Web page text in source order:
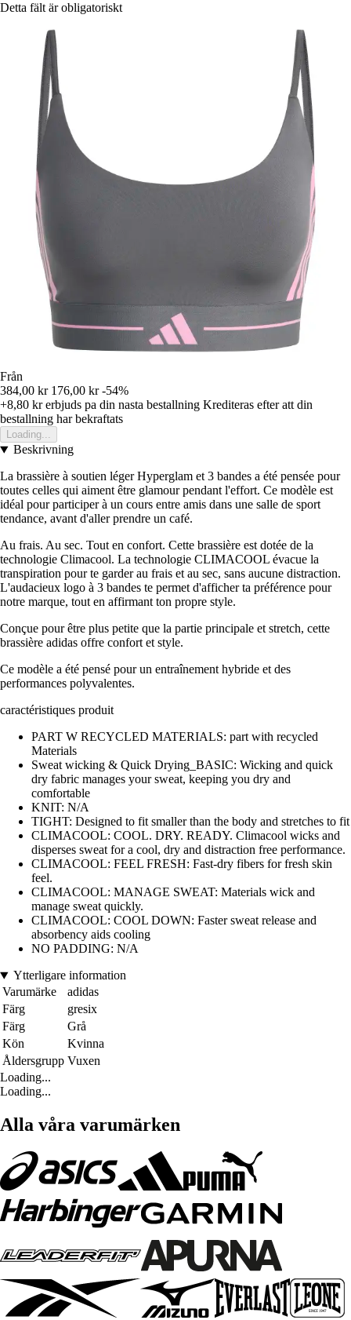
Detta fält är obligatoriskt
Från
384,00 kr 176,00 kr -54%
+8,80 krerbjuds pa din nasta bestallning Krediteras efter att din
bestallning har bekraftats
Loading...
Beskrivning
La brassière à soutien léger Hyperglam et 3 bandes a été pensée pour
toutes celles qui aiment être glamour pendant l'effort. Ce modèle est
idéal pour participer à un cours entre amis dans une salle de sport
tendance, avant d'aller prendre un café.
Au frais. Au sec. Tout en confort. Cette brassière est dotée de la
technologie Climacool. La technologie CLIMACOOL évacue la
transpiration pour te garder au frais et au sec, sans aucune distraction.
L'audacieux logo à 3 bandes te permet d'afficher ta préférence pour
notre marque, tout en affirmant ton propre style.
Conçue pour être plus petite que la partie principale et stretch, cette
brassière adidas offre confort et style.
Ce modèle a été pensé pour un entraînement hybride et des
performances polyvalentes.
caractéristiques produit
PART W RECYCLED MATERIALS: part with recycled
Materials
Sweat wicking & Quick Drying_BASIC: Wicking and quick
dry fabric manages your sweat, keeping you dry and
comfortable
KNIT: N/A
TIGHT: Designed to fit smaller than the body and stretches to fit
CLIMACOOL: COOL. DRY. READY. Climacool wicks and
disperses sweat for a cool, dry and distraction free performance.
CLIMACOOL: FEEL FRESH: Fast-dry fibers for fresh skin
feel.
CLIMACOOL: MANAGE SWEAT: Materials wick and
manage sweat quickly.
CLIMACOOL: COOL DOWN: Faster sweat release and
absorbency aids cooling
NO PADDING: N/A
Ytterligare information
Varumärke
adidas
Färg
gresix
Färg
Grå
Kön
Kvinna
Åldersgrupp Vuxen
Loading...
Loading...
Alla våra varumärken